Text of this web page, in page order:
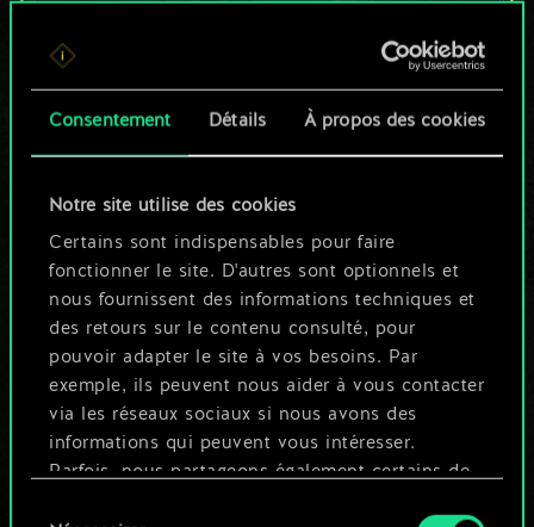
Consentement Détails À propos des cookies
Notre site utilise des cookies
Certains sont indispensables pour faire
fonctionner le site. D'autres sont optionnels et
nous fournissent des informations techniques et
des retours sur le contenu consulté, pour
pouvoir adapter le site à vos besoins. Par
exemple, ils peuvent nous aider à vous contacter
via les réseaux sociaux si nous avons des
informations qui peuvent vous intéresser.
Parfois, nous partageons également certains de
Pour l'instant, ce
n'est qu'un jeu de
cartes partagé.
Mais cela peut être
tellement plus !
Nommer ce jeu et créer un guide
Modifier le jeu